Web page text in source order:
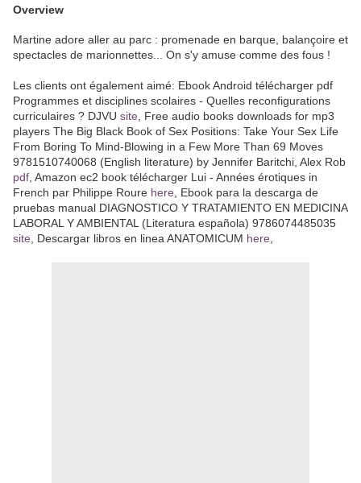
Overview
Martine adore aller au parc : promenade en barque, balançoire et
spectacles de marionnettes... On s'y amuse comme des fous !
Les clients ont également aimé: Ebook Android télécharger pdf
Programmes et disciplines scolaires - Quelles reconfigurations
curriculaires ? DJVU site , Free audio books downloads for mp3
players The Big Black Book of Sex Positions: Take Your Sex Life
From Boring To Mind-Blowing in a Few More Than 69 Moves
9781510740068 (English literature) by Jennifer Baritchi, Alex Rob
pdf , Amazon ec2 book télécharger Lui - Années érotiques in
French par Philippe Roure here , Ebook para la descarga de
pruebas manual DIAGNOSTICO Y TRATAMIENTO EN MEDICINA
LABORAL Y AMBIENTAL (Literatura española) 9786074485035
site , Descargar libros en linea ANATOMICUM here